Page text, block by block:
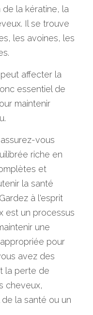
la kératine, la
Il se trouve
les avoines, les
affecter la
essentiel de
maintenir
vous
riche en
et
la santé
à l'esprit
est un processus
une
pour
avez des
la perte de
cheveux,
la santé ou un